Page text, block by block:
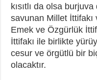
kısıtlı da olsa
savunan Millet
Emek ve Özgürlük
İttifakı ile birlikte
cesur ve örgütlü bir
olacaktır.